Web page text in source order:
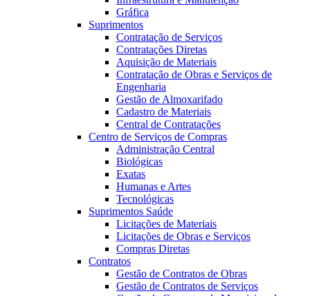
Gráfica
Suprimentos
Contratação de Serviços
Contratações Diretas
Aquisição de Materiais
Contratação de Obras e Serviços de
Engenharia
Gestão de Almoxarifado
Cadastro de Materiais
Central de Contratações
Centro de Serviços de Compras
Administração Central
Biológicas
Exatas
Humanas e Artes
Tecnológicas
Suprimentos Saúde
Licitações de Materiais
Licitações de Obras e Serviços
Compras Diretas
Contratos
Gestão de Contratos de Obras
Gestão de Contratos de Serviços